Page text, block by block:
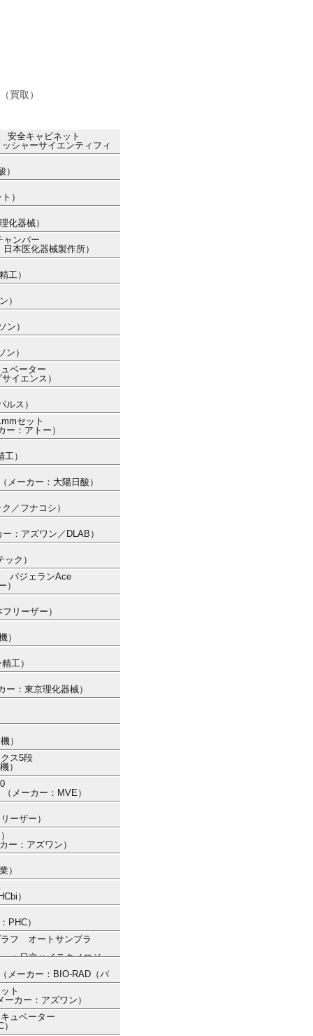
買取）
全キャビネット
シャーサイエンティフィ
）
化器械）
ンバー
本医化器械製作所）
工）
）
ン）
）
ベーター
イエンス）
ス）
セット
：アトー）
）
ーカー：大陽日酸）
／フナコシ）
：アズワン／DLAB）
ク）
パジェランAce
）
リーザー）
）
工）
：東京理化器械）
）
ス5段
）
メーカー：MVE）
ーザー）
ー：アズワン）
）
）
PHC）
ラフ オートサンプラ
：日立ハイテクノロジー
メーカー：BIO-RAD（バ
ト
カー：アズワン）
ュベーター